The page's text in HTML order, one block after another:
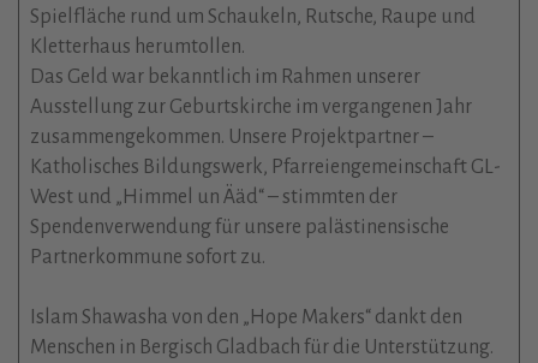
Spielfläche rund um Schaukeln, Rutsche, Raupe und
Kletterhaus herumtollen.
Das Geld war bekanntlich im Rahmen unserer
Ausstellung zur Geburtskirche im vergangenen Jahr
zusammengekommen. Unsere Projektpartner –
Katholisches Bildungswerk, Pfarreiengemeinschaft GL-
West und „Himmel un Ääd“ – stimmten der
Spendenverwendung für unsere palästinensische
Partnerkommune sofort zu.
Islam Shawasha von den „Hope Makers“ dankt den
Menschen in Bergisch Gladbach für die Unterstützung.